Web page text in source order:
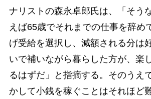
ナリストの森永卓郎氏は、「そう
えば65歳でそれまでの仕事を辞め
げ受給を選択し、減額される分は
いで補いながら暮らした方が、楽
るはずだ」と指摘する。そのうえ
かして小銭を稼ぐことはそれほど